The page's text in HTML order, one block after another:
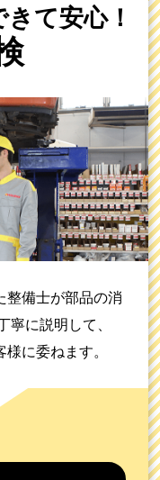
て安心！
整備士が部品の消
寧に説明して、
に委ねます。